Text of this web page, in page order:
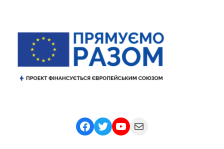
Facebook
TwitterYouTube
Mail